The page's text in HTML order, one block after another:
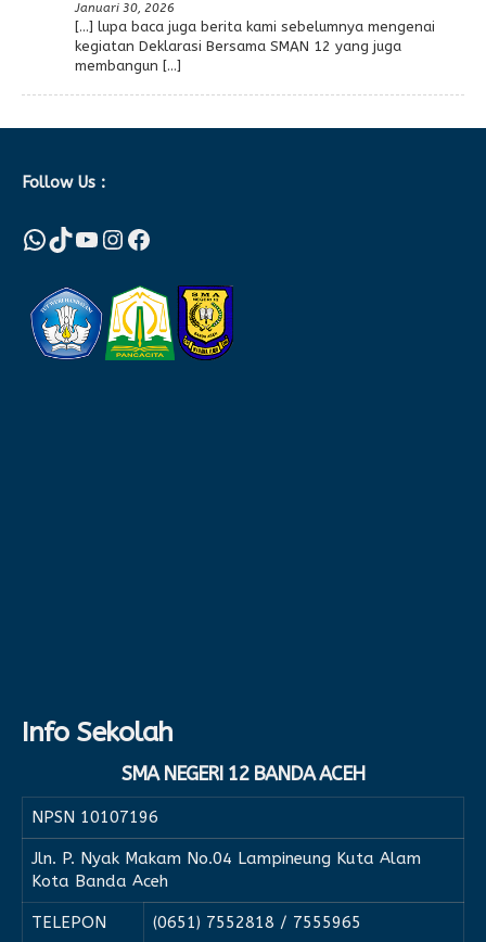
Januari 30, 2026
[…] lupa baca juga berita kami sebelumnya mengenai
kegiatan Deklarasi Bersama SMAN 12 yang juga
membangun […]
Follow Us :
WhatsApp
TikTok
YouTube
Instagram
Facebook
Info Sekolah
SMA NEGERI 12 BANDA ACEH
NPSN 10107196
Jln. P. Nyak Makam No.04 Lampineung Kuta Alam
Kota Banda Aceh
TELEPON (0651) 7552818 / 7555965